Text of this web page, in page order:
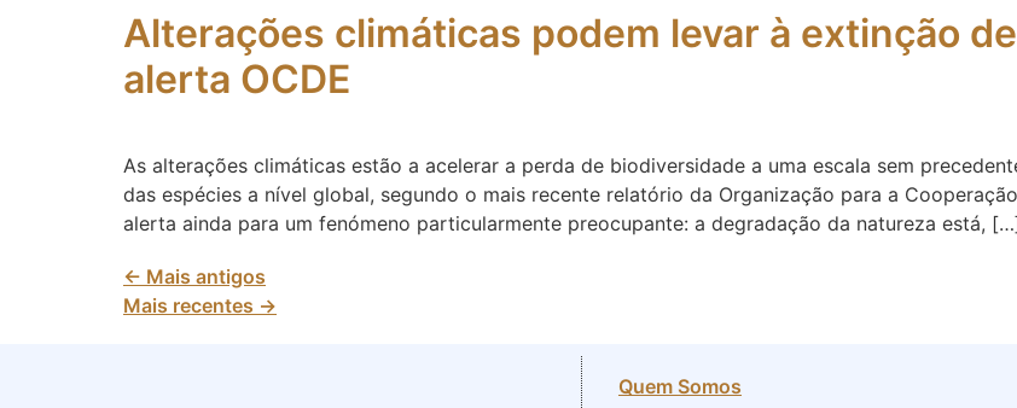
Alterações climáticas podem levar à extinção
alerta OCDE
As alterações climáticas estão a acelerar a perda de biodiversidade a uma escala sem
das espécies a nível global, segundo o mais recente relatório da Organização para a
alerta ainda para um fenómeno particularmente preocupante: a degradação da natureza está,
← Mais antigos
Mais recentes →
Quem Somos